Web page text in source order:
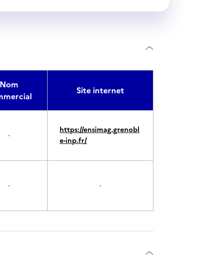
Nom
Site internet
-
https://ensimag.grenobl
e-inp.fr/
- -